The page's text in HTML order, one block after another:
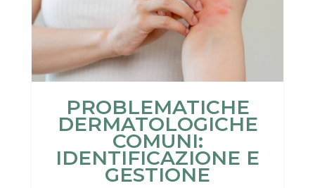
PROBLEMATICHE
DERMATOLOGICHE
COMUNI:
IDENTIFICAZIONE E
GESTIONE